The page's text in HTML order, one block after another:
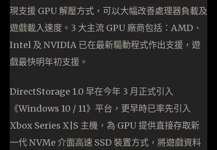
現支援 GPU 解壓方式，可以大幅改善處理器負載及
遊戲載入速度。3 大主流 GPU 廠商包括：AMD、
Intel 及 NVIDIA 已在最新驅動程式作出支援，遊
戲最快明年初支援。
DirectStorage 1.0 早在今年 3 月正式引入
《Windows 10 / 11》平台，更早時已率先引入
Xbox Series X|S 主機，為 GPU 提供直接存取新
一代 NVMe 介面高速 SSD 裝置方式，將遊戲資料